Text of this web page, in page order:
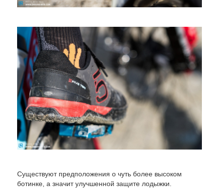
Существуют предположения о чуть более высоком
ботинке, а значит улучшенной защите лодыжки.